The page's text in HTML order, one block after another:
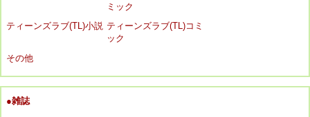
ミック
ティーンズラブ(TL)小説 ティーンズラブ(TL)コミ
ック
その他
●雑誌